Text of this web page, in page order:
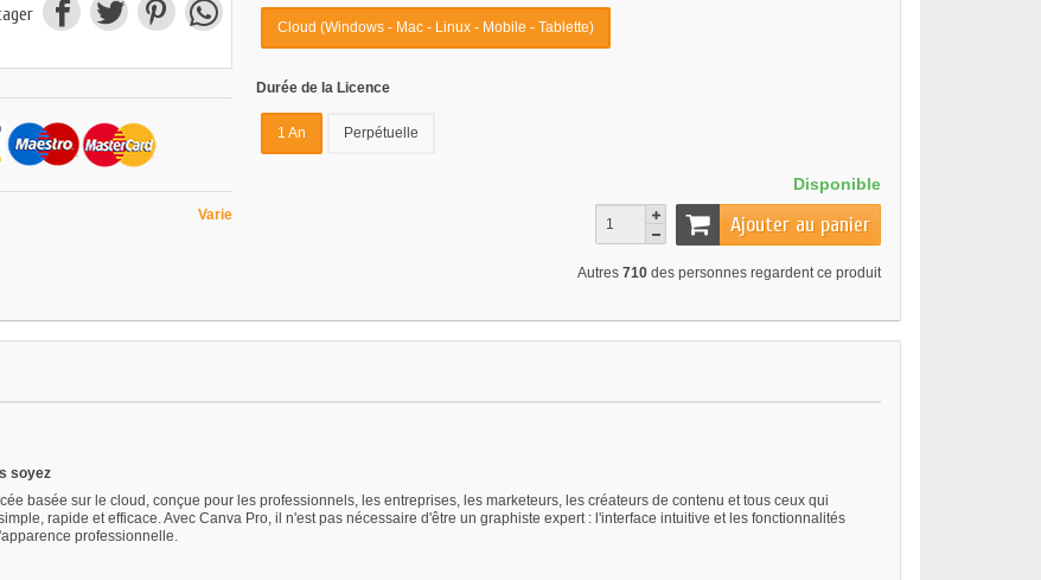
Varie
Cloud (Windows - Mac - Linux - Mobile - Tablette)
Durée de la Licence
1 An Perpétuelle
Disponible
Ajouter au panier
Autres 710 des personnes regardent ce produit
soyez
basée sur le cloud, conçue pour les professionnels, les entreprises, les marketeurs, les créateurs de contenu et tous ceux qui
rapide et efficace. Avec Canva Pro, il n'est pas nécessaire d'être un graphiste expert : l'interface intuitive et les fonctionnalités
professionnelle.